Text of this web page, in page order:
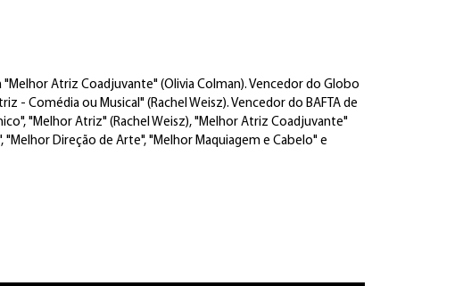
Atriz Coadjuvante" (Olivia Colman). Vencedor do Globo
- Comédia ou Musical" (Rachel Weisz). Vencedor do BAFTA de
"Melhor Atriz" (Rachel Weisz), "Melhor Atriz Coadjuvante"
"Melhor Direção de Arte", "Melhor Maquiagem e Cabelo" e